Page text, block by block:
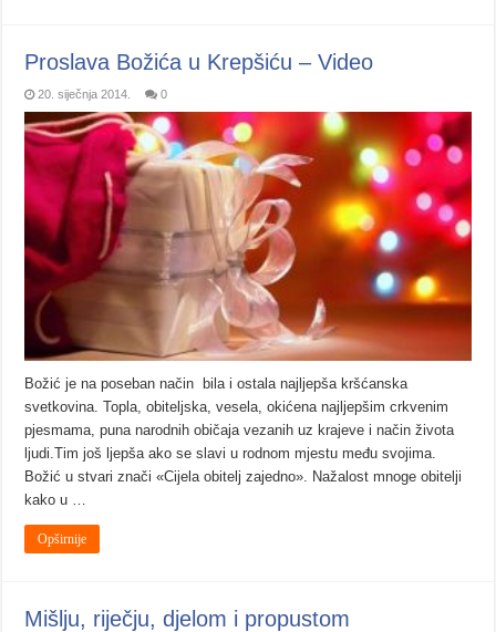
Proslava Božića u Krepšiću – Video
20. siječnja 2014. 0
Božić je na poseban način bila i ostala najljepša kršćanska
svetkovina. Topla, obiteljska, vesela, okićena najljepšim crkvenim
pjesmama, puna narodnih običaja vezanih uz krajeve i način života
ljudi.Tim još ljepša ako se slavi u rodnom mjestu među svojima.
Božić u stvari znači «Cijela obitelj zajedno». Nažalost mnoge obitelji
kako u …
Opširnije
Mišlju, riječju, djelom i propustom